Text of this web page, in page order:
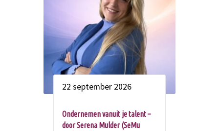
22 september 2026
Ondernemen vanuit je talent –
door Serena Mulder (SeMu